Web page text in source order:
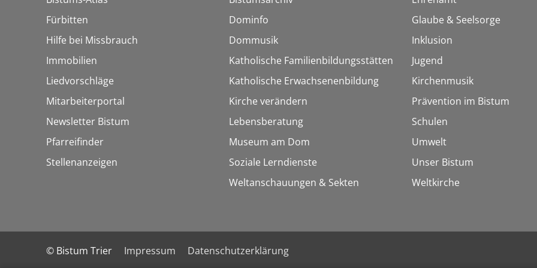
Fürbitten
Hilfe bei Missbrauch
Immobilien
Liedvorschläge
Mitarbeiterportal
Newsletter Bistum
Pfarreifinder
Stellenanzeigen
Dominfo
Dommusik
Katholische Familienbildungsstätten
Katholische Erwachsenenbildung
Kirche verändern
Lebensberatung
Museum am Dom
Soziale Lerndienste
Weltanschauungen & Sekten
Glaube & Seelsorge
Inklusion
Jugend
Kirchenmusik
Prävention im Bistum
Schulen
Umwelt
Unser Bistum
Weltkirche
© Bistum Trier Impressum Datenschutzerklärung